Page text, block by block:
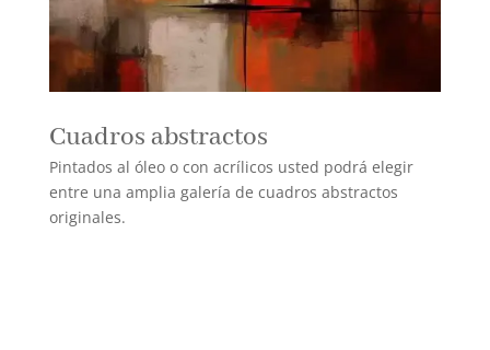
Cuadros abstractos
Pintados al óleo o con acrílicos usted podrá elegir
entre una amplia galería de cuadros abstractos
originales.